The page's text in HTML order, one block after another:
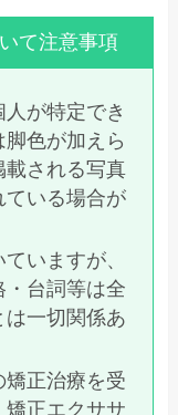
て注意事項
が特定でき
色が加えら
載される写真
ている場合が
いますが、
台詞等は全
一切関係あ
正治療を受
正エクササ